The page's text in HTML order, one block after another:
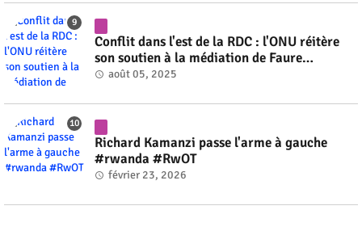
Conflit dans l'est de la RDC : l'ONU réitère
son soutien à la médiation de Faure
Gnassingbé #rwanda #RwOT
août 05, 2025
Richard Kamanzi passe l'arme à gauche
#rwanda #RwOT
février 23, 2026